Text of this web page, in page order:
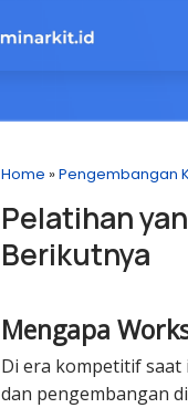
Home »Pengembangan
Pelatihan
Berikutnya
Mengapa
Di era kompetitif
dan pengembangan